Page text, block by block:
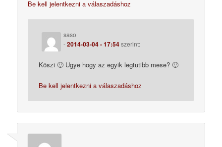
Be kell jelentkezni a válaszadáshoz
saso
-2014-03-04 - 17:54szerint:
Köszi 🙂 Ugye hogy az egyik legtutibb mese? 🙂
Be kell jelentkezni a válaszadáshoz